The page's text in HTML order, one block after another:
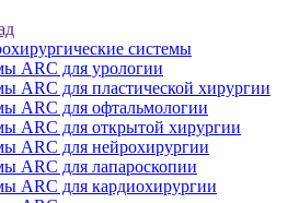
системы
ARC для урологии
ARC для пластической хирургии
ARC для офтальмологии
ARC для открытой хирургии
ARC для нейрохирургии
ARC для лапароскопии
ARC для кардиохирургии